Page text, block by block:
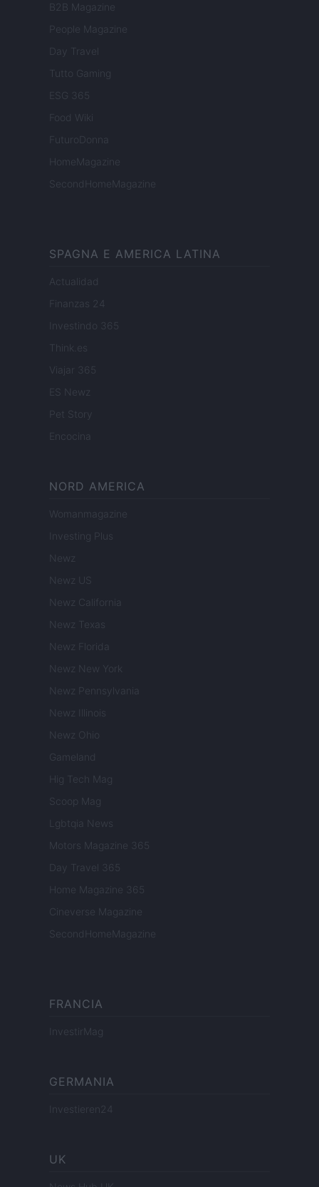
B2B Magazine
People Magazine
Day Travel
Tutto Gaming
ESG 365
Food Wiki
FuturoDonna
HomeMagazine
SecondHomeMagazine
SPAGNA E AMERICA LATINA
Actualidad
Finanzas 24
Investindo 365
Think.es
Viajar 365
ES Newz
Pet Story
Encocina
NORD AMERICA
Womanmagazine
Investing Plus
Newz
Newz US
Newz California
Newz Texas
Newz Florida
Newz New York
Newz Pennsylvania
Newz Illinois
Newz Ohio
Gameland
Hig Tech Mag
Scoop Mag
Lgbtqia News
Motors Magazine 365
Day Travel 365
Home Magazine 365
Cineverse Magazine
SecondHomeMagazine
FRANCIA
InvestirMag
GERMANIA
Investieren24
UK